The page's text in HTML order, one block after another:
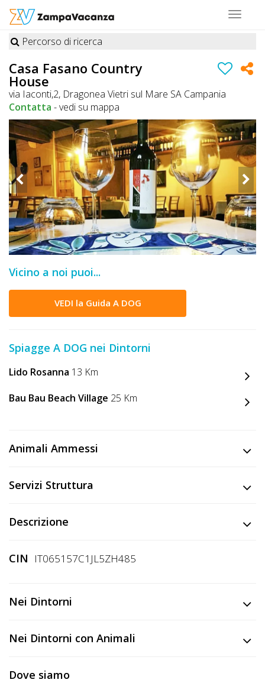
Toggle
STRUTTURE
A
DOG
LUOGHI
A
DOG
OFFERTE
A
DOG
A
SCONTO
Video
Lavora
Noi
Inserisci
Accedi
Percorso di ricerca
Casa Fasano Country
House
via Iaconti,2, Dragonea Vietri sul Mare SA Campania
Contatta -vedi su mappa
Vicino a noi puoi...
VEDI la Guida A DOG
Spiagge A DOG nei Dintorni
Lido Rosanna 13 Km
Bau Bau Beach Village 25 Km
Animali Ammessi
Servizi Struttura
Descrizione
CIN IT065157C1JL5ZH485
Nei Dintorni
Nei Dintorni con Animali
Dove siamo